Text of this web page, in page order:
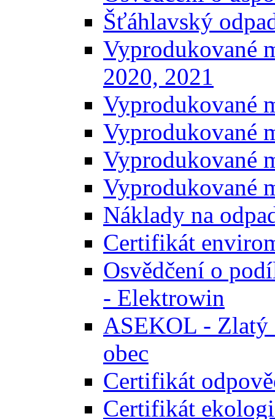
Šťáhlavský
Vyprodukované
2020, 2021
Vyprodukované
Vyprodukované
Vyprodukované
Vyprodukované
Náklady na
Certifikát
Osvědčení o
- Elektrowin
ASEKOL -
obec
Certifikát
Certifikát